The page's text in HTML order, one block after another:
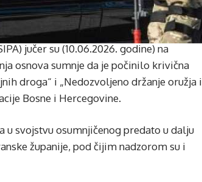
jučer su (10.06.2026. godine) na
osnova sumnje da je počinilo krivična
droga“ i „Nedozvoljeno držanje oružja i
Bosne i Hercegovine.
svojstvu osumnjičenog predato u dalju
županije, pod čijim nadzorom su i